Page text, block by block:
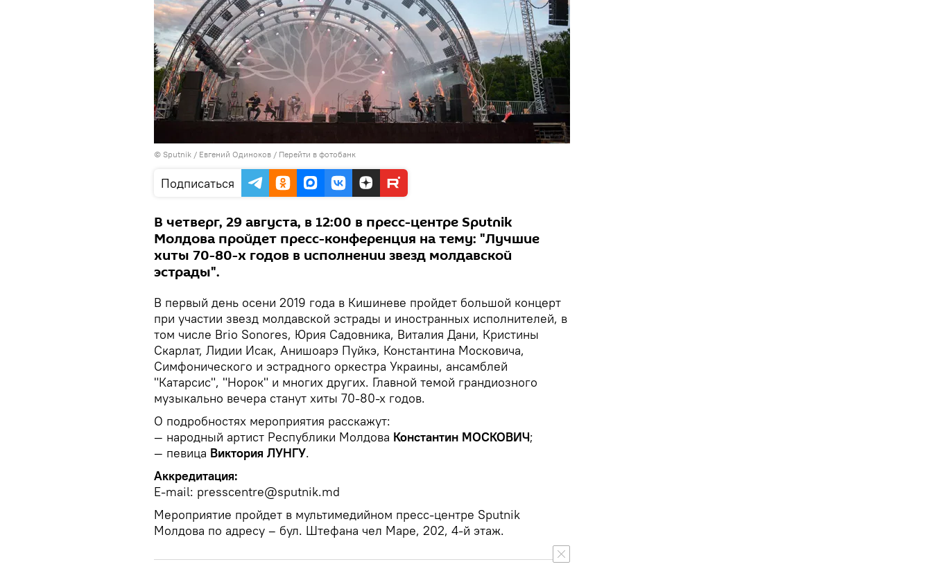
© Sputnik / Евгений Одиноков / Перейти в фотобанк
Подписаться
В четверг, 29 августа, в 12:00 в пресс-центре Sputnik
Молдова пройдет пресс-конференция на тему: "Лучшие
хиты 70-80-х годов в исполнении звезд молдавской
эстрады".
В первый день осени 2019 года в Кишиневе пройдет большой концерт
при участии звезд молдавской эстрады и иностранных исполнителей, в
том числе Brio Sonores, Юрия Садовника, Виталия Дани, Кристины
Скарлат, Лидии Исак, Анишоарэ Пуйкэ, Константина Московича,
Симфонического и эстрадного оркестра Украины, ансамблей
"Катарсис", "Норок" и многих других. Главной темой грандиозного
музыкально вечера станут хиты 70-80-х годов.
О подробностях мероприятия расскажут:
— народный артист Республики Молдова Константин МОСКОВИЧ;
— певица Виктория ЛУНГУ.
Аккредитация:
E-mail: presscentre@sputnik.md
Мероприятие пройдет в мультимедийном пресс-центре Sputnik
Молдова по адресу – бул. Штефана чел Маре, 202, 4-й этаж.